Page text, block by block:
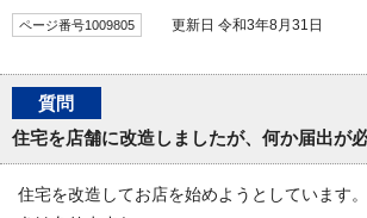
ページ番号1009805 更新日 令和3年8月31日
質問
住宅を店舗に改造しましたが、何か届出が
住宅を改造してお店を始めようとしています